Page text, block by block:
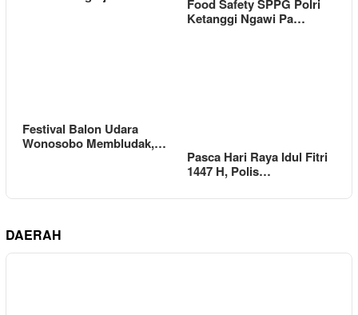
Food Safety SPPG Polri
Ketanggi Ngawi Pa…
Festival Balon Udara
Wonosobo Membludak,…
Pasca Hari Raya Idul Fitri
1447 H, Polis…
DAERAH